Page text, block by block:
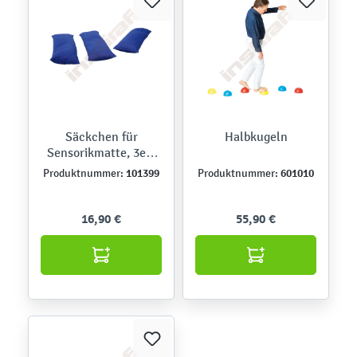
Säckchen für
Sensorikmatte, 3er-
Set
Produktnummer: 101399
16,90 €
Halbkugeln
Produktnummer: 601010
55,90 €